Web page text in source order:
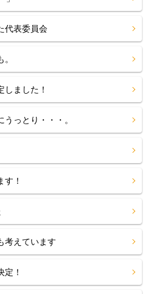
代表委員会
ました！
っとり・・・。
す！
考えています
！